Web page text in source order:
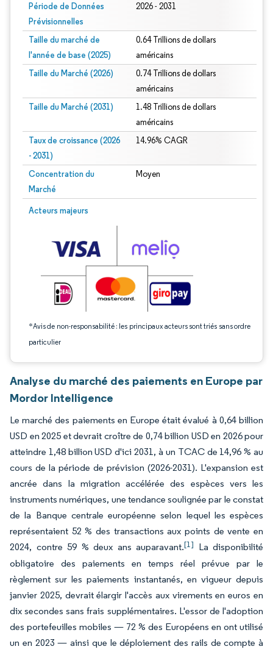
Période de Données
Prévisionnelles
2026 - 2031
Taille du marché de
l'année de base (2025)
0.64 Trillions de dollars
américains
Taille du Marché (2026)
0.74 Trillions de dollars
américains
Taille du Marché (2031)
1.48 Trillions de dollars
américains
Taux de croissance (2026
- 2031)
14.96% CAGR
Concentration du
Marché
Moyen
Acteurs majeurs
*Avis de non-responsabilité : les principaux acteurs sont triés sans ordre
particulier
Image © Mordor Intelligence. La réutilisation nécessite une attribution sous CC
Analyse du marché des paiements en Europe par
Mordor Intelligence
Le marché des paiements en Europe était évalué à 0,64 billion
USD en 2025 et devrait croître de 0,74 billion USD en 2026 pour
atteindre 1,48 billion USD d'ici 2031, à un TCAC de 14,96 % au
cours de la période de prévision (2026-2031). L'expansion est
ancrée dans la migration accélérée des espèces vers les
instruments numériques, une tendance soulignée par le constat
de la Banque centrale européenne selon lequel les espèces
représentaient 52 % des transactions aux points de vente en
2024, contre 59 % deux ans auparavant.[1] La disponibilité
obligatoire des paiements en temps réel prévue par le
règlement sur les paiements instantanés, en vigueur depuis
janvier 2025, devrait élargir l'accès aux virements en euros en
dix secondes sans frais supplémentaires. L'essor de l'adoption
des portefeuilles mobiles — 72 % des Européens en ont utilisé
un en 2023 — ainsi que le déploiement des rails de compte à